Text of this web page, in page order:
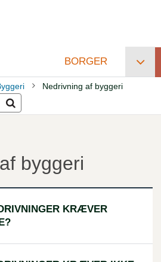
BORGER
Nedrivning af byggeri
byggeri
KRÆVER